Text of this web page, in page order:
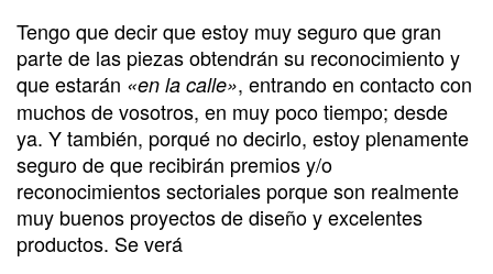
Tengo que decir que estoy muy seguro que gran
parte de las piezas obtendrán su reconocimiento y
que estarán «en la calle», entrando en contacto con
muchos de vosotros, en muy poco tiempo; desde
ya. Y también, porqué no decirlo, estoy plenamente
seguro de que recibirán premios y/o
reconocimientos sectoriales porque son realmente
muy buenos proyectos de diseño y excelentes
productos. Se verá